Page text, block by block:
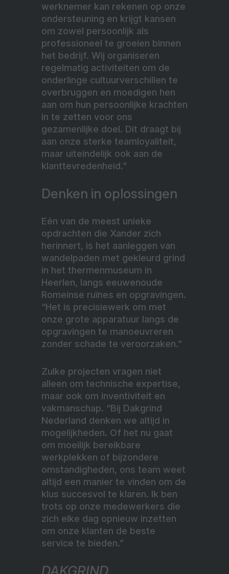
werknemer kan rekenen op onze
ondersteuning en krijgt kansen
om zowel persoonlijk als
professioneel te groeien binnen
het bedrijf. Wij organiseren
regelmatig activiteiten om de
onderlinge cultuurverschillen te
overbruggen en moedigen hen
aan om hun persoonlijke krachten
in te zetten voor ons
gezamenlijke doel. Dit draagt bij
aan onze sterke teamloyaliteit,
maar uiteindelijk ook aan de
klanttevredenheid.”
Denken in oplossingen
Eén van de meest unieke
opdrachten die Xander zich
herinnert, is het aanleggen van
wandelpaden met gekleurd grind
in het thermenmuseum in
Heerlen, langs eeuwenoude
Romeinse ruïnes en opgravingen.
“Het is precisiewerk om met
onze grote apparatuur langs de
opgravingen te manoeuvreren
zonder schade te veroorzaken.”
Zulke projecten vragen niet
alleen om technische expertise,
maar ook om inventiviteit en
vakmanschap. “Bij Dakgrind
Nederland denken we altijd in
mogelijkheden. Of het nu gaat
om moeilijk bereikbare
werkplekken of bijzondere
omstandigheden, ons team weet
altijd een manier te vinden om de
klus succesvol te klaren. Ik ben
trots op onze medewerkers die
zich elke dag opnieuw inzetten
om onze klanten de beste
service te bieden.”
DAKGRIND